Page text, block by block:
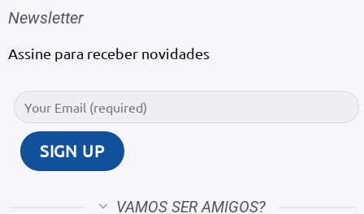
Newsletter
Assine para receber novidades
VAMOS SER AMIGOS?